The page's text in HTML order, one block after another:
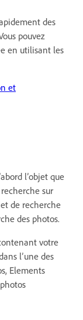
des
pouvez
en utilisant les
et
l’objet que
sur
de recherche
des photos.
votre
l’une des
Elements